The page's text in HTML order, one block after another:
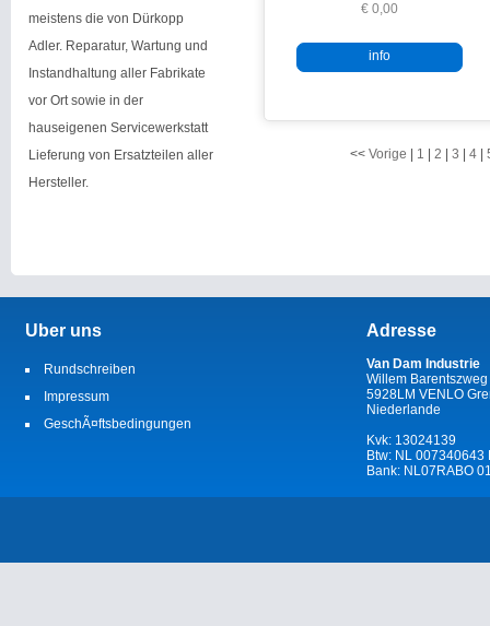
meistens die von Dürkopp
Adler. Reparatur, Wartung und
Instandhaltung aller Fabrikate
vor Ort sowie in der
hauseigenen Servicewerkstatt
Lieferung von Ersatzteilen aller
Hersteller.
€ 0,00
info
<< Vorige 1 2 3 4
Uber uns
Rundschreiben
Impressum
GeschÃ¤ftsbedingungen
Adresse
Van Dam Industrie
Willem Barentszweg
5928LM VENLO
Niederlande
Kvk: 13024139
Btw: NL 007340643
Bank: NL07RABO